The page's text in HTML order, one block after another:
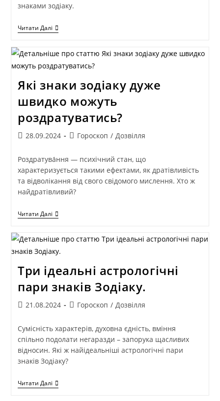
знаками зодіаку.
Читати Далі
Які знаки зодіаку дуже
швидко можуть
роздратуватись?
28.09.2024 Гороскоп / Дозвілля
Роздратува́ння — психічний стан, що
характеризується такими ефектами, як дратівливість
та відволікання від свого свідомого мислення. Хто ж
найдратівливий?
Читати Далі
Три ідеальні астрологічні
пари знаків Зодіаку.
21.08.2024 Гороскоп / Дозвілля
Сумісність характерів, духовна єдність, вміння
спільно подолати негаразди – запорука щасливих
відносин. Які ж найідеальніші астрологічні пари
знаків Зодіаку?
Читати Далі